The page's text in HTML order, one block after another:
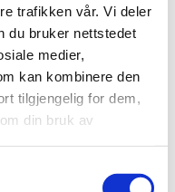
trafikken vår. Vi deler
du bruker nettstedet
medier,
kan kombinere den
tilgjengelig for dem,
din bruk av